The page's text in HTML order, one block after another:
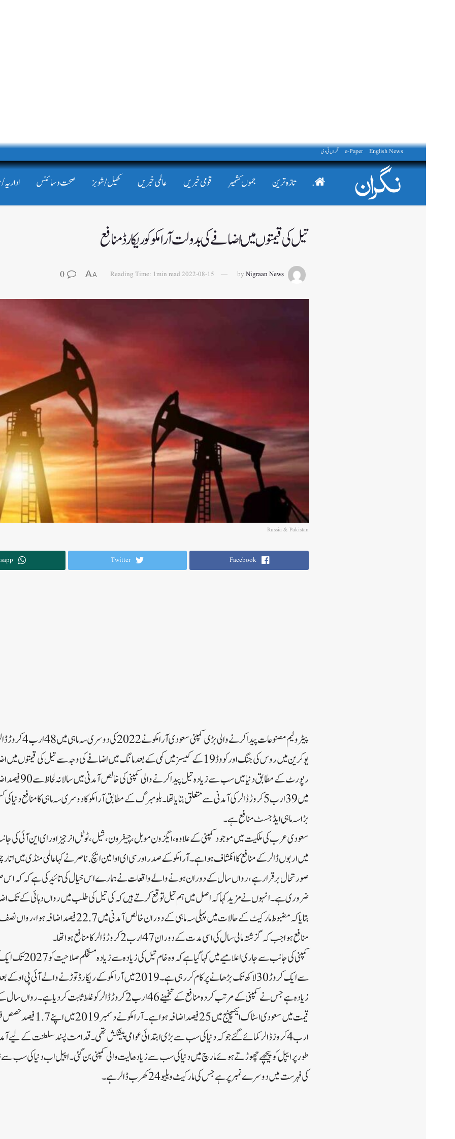
English News
e-Paper نگراں ٹی وی
. تازہ ترین جموں کشمیر قومی خبریں عالمی خبریں کھیل/شوبز صحت و سائنس
تیل کی قیمتوں میں اضافے کی بدولت آرامکو کو ریکارڈ منافع
by Nigraan News
2022-08-15
Reading Time: 1min read
A
A
Russia & Pakistan
Facebook
Twitter
پیٹرولیم مصنوعات پیدا
یوکرین میں روس کی جنگ اور کووڈ19 کے کیسز میں کمی کے بعد مانگ میں اضافے کی وجہ سے تیل کی
رپورٹ کے مطابق دنیا
میں 39 ارب 5 کروڑ ڈالر کی آمدنی سے متعلق بتایا تھا۔بلومبرگ کے مطابق آرامکو کا دوسری سہ ماہی کا منافع
بڑا سہ ماہی ایڈجسٹ منافع ہے۔
سعودی عرب کی ملکیت میں موجود کمپنی کے علاوہ، ایگزون موبل، چیفرون، شیل، ٹوٹل انرجیز اور ای این آئی کی
میں اربوں ڈالر کے منافع کا انکشاف ہوا ہے۔آرامکو کے صدر اور سی ای او امین ایچ. ناصر نے کہا عالمی منڈی میں اتار
صورتحال برقرار ہے، رواں سال کے دوران ہونے والے واقعات نے ہمارے اس خیال کی تائید کی ہے کہ کہ اس
ضروری ہے۔انہوں نے مزید کہا کہ اصل میں ہم تیل توقع کرتے ہیں کہ کی تیل کی طلب میں رواں دہائی کے تک
منافع ہوا جب کہ گزشتہ مالی سال کی اسی مدت کے دوران 47 ارب 2 کروڑ ڈالر کا منافع ہوا تھا۔
سے ایک کروڑ 30 لاکھ تک بڑھانے پر کام کر رہی ہے۔2019 میں آرامکو کے ریکارڈ
زیادہ ہے جس نے کمپنی کے مرتب کردہ منافع کے تخمینے 46 ارب 2 کروڑ ڈالر کو
ارب 4 کروڑ ڈالر کمائے گئے جو کہ دنیا کی سب سے بڑی ابتدائی عوامی پیشکش تھی۔قدامت پسند سلطنت کے لیے
طور پر ایپل کو پیچھے چھوڑتے ہوئے مارچ میں دنیا کی سب سے زیادہ مالیت والی کمپنی بن گئی۔ اپیل اب دنیا کی سب سے
کی فہرست میں دوسرے نمبر پر ہے جس کی مارکیٹ ویلیو 24 کھرب ڈالر ہے۔